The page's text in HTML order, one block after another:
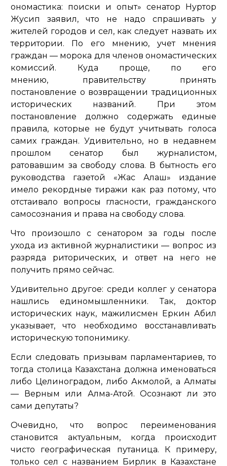
ономастика: поиски и опыт» сенатор Нуртор
Жусип заявил, что не надо спрашивать у
жителей городов и сел, как следует назвать их
территории. По его мнению, учет мнения
граждан — морока для членов ономастических
комиссий. Куда проще, по его
мнению, правительству принять
постановление о возвращении традиционных
исторических названий. При этом
постановление должно содержать единые
правила, которые не будут учитывать голоса
самих граждан. Удивительно, но в недавнем
прошлом сенатор был журналистом,
ратовавшим за свободу слова. В бытность его
руководства газетой «Жас Алаш» издание
имело рекордные тиражи как раз потому, что
отстаивало вопросы гласности, гражданского
самосознания и права на свободу слова.
Что произошло с сенатором за годы после
ухода из активной журналистики — вопрос из
разряда риторических, и ответ на него не
получить прямо сейчас.
Удивительно другое: среди коллег у сенатора
нашлись единомышленники. Так, доктор
исторических наук, мажилисмен Еркин Абил
указывает, что необходимо восстанавливать
историческую топонимику.
Если следовать призывам парламентариев, то
тогда столица Казахстана должна именоваться
либо Целиноградом, либо Акмолой, а Алматы
— Верным или Алма-Атой. Осознают ли это
сами депутаты?
Очевидно, что вопрос переименования
становится актуальным, когда происходит
чисто географическая путаница. К примеру,
только сел с названием Бирлик в Казахстане